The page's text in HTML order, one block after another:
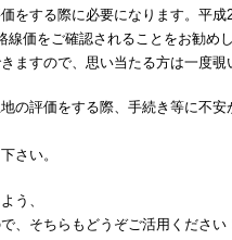
をする際に必要になります。平
価をご確認されることをお勧めし
ますので、思い当たる方は一度覗
の評価をする際、手続き等に不安
さい。
う、
、そちらもどうぞご活用ください